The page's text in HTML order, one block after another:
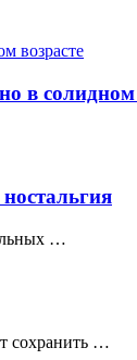
в солидном
…
сохранить …